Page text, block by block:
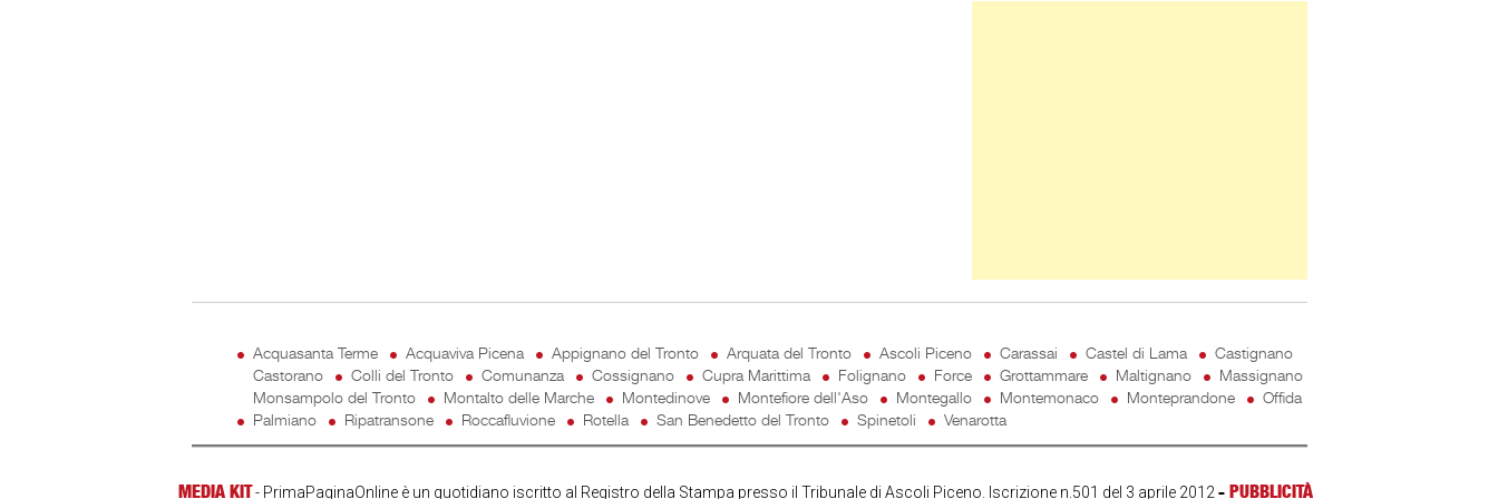
Acquasanta Terme Acquaviva Picena Appignano del Tronto Arquata del Tronto Ascoli Piceno Carassai Castel di Lama
Castignano
Castorano
Colli del Tronto Comunanza Cossignano Cupra Marittima Folignano Force Grottammare Maltignano
Massignano
Monsampolo del Tronto
Montalto delle Marche Montedinove Montefiore dell'Aso Montegallo Montemonaco Monteprandone
Offida
Palmiano
Ripatransone Roccafluvione Rotella San Benedetto del Tronto Spinetoli Venarotta
MEDIA KIT- PrimaPaginaOnline è un quotidiano iscritto al Registro della Stampa presso il Tribunale di Ascoli Piceno. Iscrizione n.501 del 3 aprile 2012- PUBBLICITÀ